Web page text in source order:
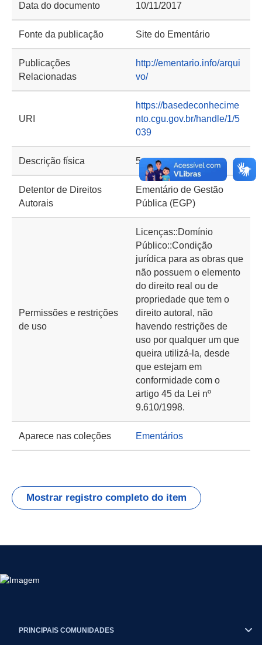
Data do documento 10/11/2017
Fonte da publicação Site do Ementário
Publicações
Relacionadas
http://ementario.info/arqui
vo/
URI
https://basedeconhecime
nto.cgu.gov.br/handle/1/5
039
Descrição física 5 p.
Detentor de Direitos
Autorais
Ementário de Gestão
Pública (EGP)
Permissões e restrições
de uso
Licenças::Domínio
Público::Condição
jurídica para as obras que
não possuem o elemento
do direito real ou de
propriedade que tem o
direito autoral, não
havendo restrições de
uso por qualquer um que
queira utilizá-la, desde
que estejam em
conformidade com o
artigo 45 da Lei nº
9.610/1998.
Aparece nas coleções Ementários
Mostrar registro completo do item
PRINCIPAIS COMUNIDADES